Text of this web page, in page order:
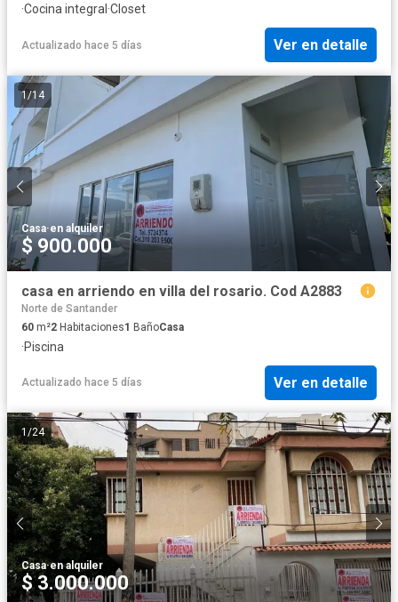
·Cocina integral ·Closet
Actualizado hace 5 días Ver en detalle
1/14
Casa·en alquiler
$ 900.000
casa en arriendo en villa del rosario. Cod A2883
Norte de Santander
60 m²2 Habitaciones1 BañoCasa
·Piscina
Actualizado hace 5 días Ver en detalle
1 /24
Casa·en alquiler
$ 3.000.000